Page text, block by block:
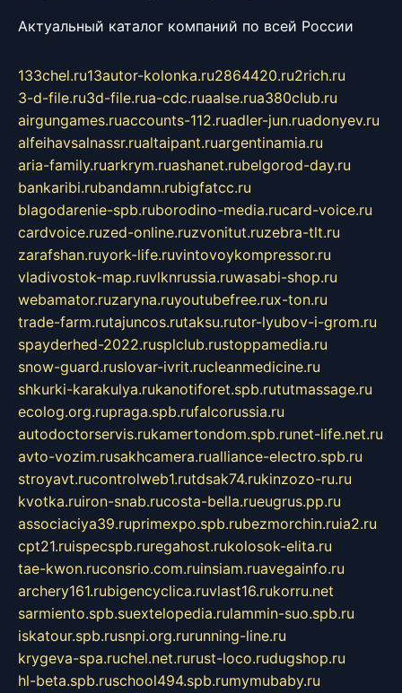
Актуальный каталог компаний по всей России
133chel.ru13autor-kolonka.ru2864420.ru2rich.ru
3-d-file.ru3d-file.rua-cdc.ruaalse.rua380club.ru
airgungames.ruaccounts-112.ruadler-jun.ruadonyev.ru
alfeihavsalnassr.rualtaipant.ruargentinamia.ru
aria-family.ruarkrym.ruashanet.rubelgorod-day.ru
bankaribi.rubandamn.rubigfatcc.ru
blagodarenie-spb.ruborodino-media.rucard-voice.ru
cardvoice.ruzed-online.ruzvonitut.ruzebra-tlt.ru
zarafshan.ruyork-life.ruvintovoykompressor.ru
vladivostok-map.ruvlknrussia.ruwasabi-shop.ru
webamator.ruzaryna.ruyoutubefree.rux-ton.ru
trade-farm.rutajuncos.rutaksu.rutor-lyubov-i-grom.ru
spayderhed-2022.rusplclub.rustoppamedia.ru
snow-guard.ruslovar-ivrit.rucleanmedicine.ru
shkurki-karakulya.rukanotiforet.spb.rututmassage.ru
ecolog.org.rupraga.spb.rufalcorussia.ru
autodoctorservis.rukamertondom.spb.runet-life.net.ru
avto-vozim.rusakhcamera.rualliance-electro.spb.ru
stroyavt.rucontrolweb1.rutdsak74.rukinzozo-ru.ru
kvotka.ruiron-snab.rucosta-bella.rueugrus.pp.ru
associaciya39.ruprimexpo.spb.rubezmorchin.ruia2.ru
cpt21.ruispecspb.ruregahost.rukolosok-elita.ru
tae-kwon.ruconsrio.com.ruinsiam.ruavegainfo.ru
archery161.rubigencyclica.ruvlast16.rukorru.net
sarmiento.spb.suextelopedia.rulammin-suo.spb.ru
iskatour.spb.rusnpi.org.rurunning-line.ru
krygeva-spa.ruchel.net.rurust-loco.rudugshop.ru
hl-beta.spb.ruschool494.spb.rumymubaby.ru